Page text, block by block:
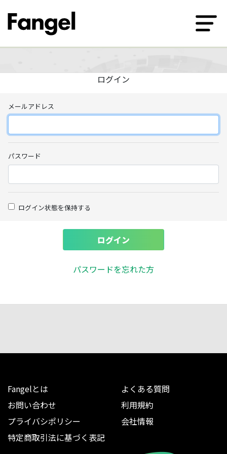
ログイン
メールアドレス
パスワード
ログイン状態を保持する
ログイン
パスワードを忘れた方
Fangelとは
よくある質問
お問い合わせ
利用規約
プライバシポリシー
会社情報
特定商取引法に基づく表記